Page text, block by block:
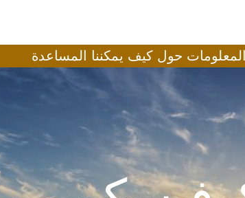
حول كيف يمكننا المساعدة